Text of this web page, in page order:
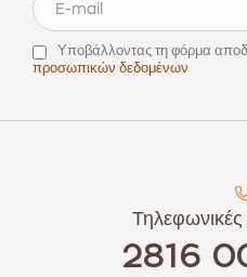
Υποβάλλοντας τη φόρμα
προσωπικών δεδομένων
Τηλεφωνικές
2816